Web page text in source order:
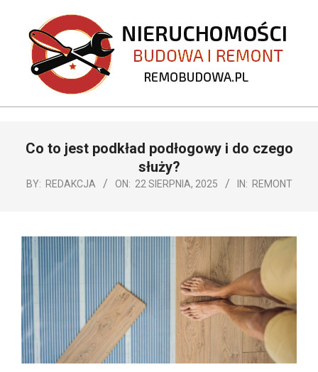
content
REMOBUDOWA.PL
NavigationCo to jest podkład podłogowy i do czego
służy?
BY: REDAKCJA ON: 22 SIERPNIA, 2025 IN: REMONT